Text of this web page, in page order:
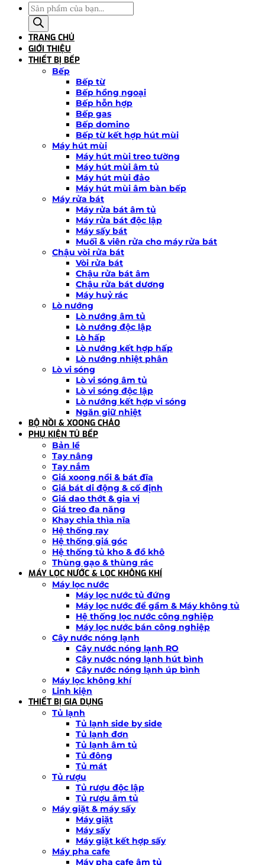
Tìm
kiếm
sản
phẩm
TRANG CHỦ
GIỚI THIỆU
THIẾT BỊ BẾP
Bếp
Bếp từ
Bếp hồng ngoại
Bếp hỗn hợp
Bếp gas
Bếp domino
Bếp từ kết hợp hút mùi
Máy hút mùi
Máy hút mùi treo tường
Máy hút mùi âm tủ
Máy hút mùi đảo
Máy hút mùi âm bàn bếp
Máy rửa bát
Máy rửa bát âm tủ
Máy rửa bát độc lập
Máy sấy bát
Muối & viên rửa cho máy rửa bát
Chậu vòi rửa bát
Vòi rửa bát
Chậu rửa bát âm
Chậu rửa bát dương
Máy huỷ rác
Lò nướng
Lò nướng âm tủ
Lò nướng độc lập
Lò hấp
Lò nướng kết hợp hấp
Lò nướng nhiệt phân
Lò vi sóng
Lò vi sóng âm tủ
Lò vi sóng độc lập
Lò nướng kết hợp vi sóng
Ngăn giữ nhiệt
BỘ NỒI & XOONG CHẢO
PHỤ KIỆN TỦ BẾP
Bản lề
Tay nâng
Tay nắm
Giá xoong nồi & bát đĩa
Giá bát di động & cố định
Giá dao thớt & gia vị
Giá treo đa năng
Khay chia thìa nĩa
Hệ thống ray
Hệ thống giá góc
Hệ thống tủ kho & đồ khô
Thùng gạo & thùng rác
MÁY LỌC NƯỚC & LỌC KHÔNG KHÍ
Máy lọc nước
Máy lọc nước tủ đứng
Máy lọc nước để gầm & Máy không tủ
Hệ thống lọc nước công nghiệp
Máy lọc nước bán công nghiệp
Cây nước nóng lạnh
Cây nước nóng lạnh RO
Cây nước nóng lạnh hút bình
Cây nước nóng lạnh úp bình
Máy lọc không khí
Linh kiện
THIẾT BỊ GIA DỤNG
Tủ lạnh
Tủ lạnh side by side
Tủ lạnh đơn
Tủ lạnh âm tủ
Tủ đông
Tủ mát
Tủ rượu
Tủ rượu độc lập
Tủ rượu âm tủ
Máy giặt & máy sấy
Máy giặt
Máy sấy
Máy giặt kết hợp sấy
Máy pha cafe
Máy pha cafe âm tủ